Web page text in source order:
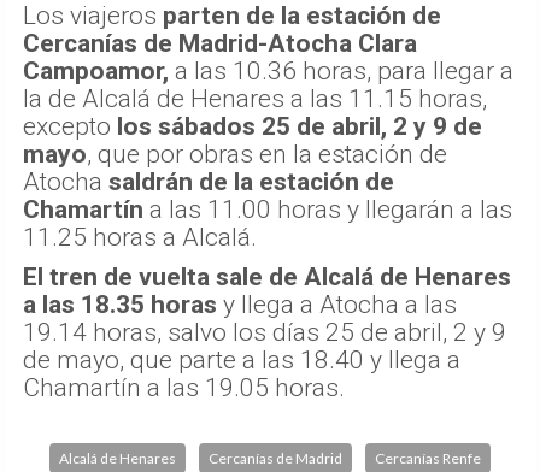
Los viajeros parten de la estación de
Cercanías de Madrid-Atocha Clara
Campoamor, a las 10.36 horas, para llegar a
la de Alcalá de Henares a las 11.15 horas,
excepto los sábados 25 de abril, 2 y 9 de
mayo, que por obras en la estación de
Atocha saldrán de la estación de
Chamartín a las 11.00 horas y llegarán a las
11.25 horas a Alcalá.
El tren de vuelta sale de Alcalá de Henares
a las 18.35 horas y llega a Atocha a las
19.14 horas, salvo los días 25 de abril, 2 y 9
de mayo, que parte a las 18.40 y llega a
Chamartín a las 19.05 horas.
Alcalá de Henares Cercanías de Madrid Cercanías Renfe